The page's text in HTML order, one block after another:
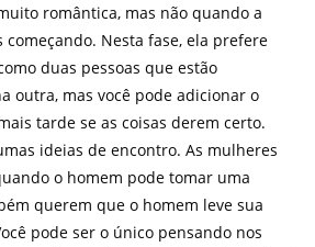
romântica, mas não quando a
começando. Nesta fase, ela prefere
duas pessoas que estão
outra, mas você pode adicionar o
tarde se as coisas derem certo.
ideias de encontro. As mulheres
o homem pode tomar uma
querem que o homem leve sua
pode ser o único pensando nos